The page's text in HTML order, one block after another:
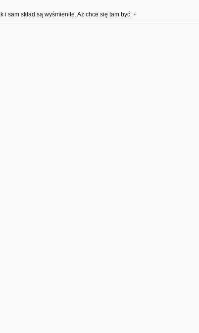
i sam skład są wyśmienite. Aż chce się tam być. +